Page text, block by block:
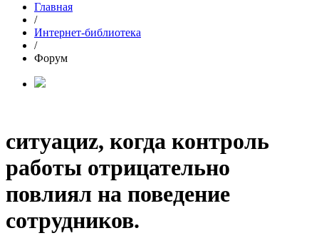
Главная
/
Интернет-библиотека
/
Форум
ситуациz, когда контроль
работы отрицательно
повлиял на поведение
сотрудников.